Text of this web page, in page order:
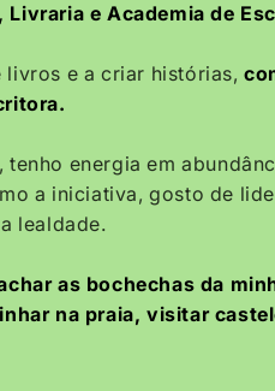
Livraria e Academia de
livros e a criar histórias,
tenho energia em
a iniciativa, gosto de
lealdade.
as bochechas da
na praia, visitar